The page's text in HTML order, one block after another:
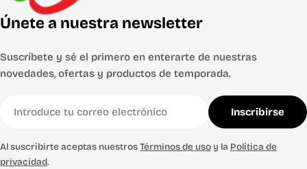
Únete a nuestra newsletter
Suscríbete y sé el primero en enterarte de nuestras
novedades, ofertas y productos de temporada.
Inscribirse
Al suscribirte aceptas nuestrosTérminos de uso y la Política de
privacidad.